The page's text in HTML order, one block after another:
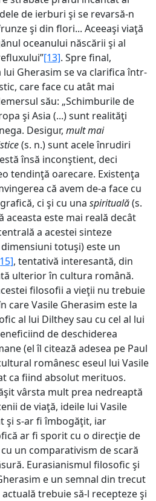
de ierburi şi se revarsă-n
şi din flori... Aceeaşi viaţă
oceanului născării şi al
[13]. Spre final,
Gherasim se va clarifica într-
care face cu atât mai
său: „Schimburile de
şi Asia (...) sunt realităţi
Desigur, mult mai
(s. n.) sunt acele înrudiri
însă inconştient, deci
tendinţă oarecare. Existenţa
că avem de-a face cu
ci şi cu una spirituală(s.
aceasta este mai reală decât
a acestei sinteze
totuşi) este un
, tentativă interesantă, din
ulterior în cultura română.
filosofii a vieţii nu trebuie
care Vasile Gherasim este la
al lui Dilthey sau cu cel al lui
de deschiderea
(el îl citează adesea pe Paul
românesc eseul lui Vasile
ca fiind absolut merituos.
vârsta mult prea nedreaptă
de viaţă, ideile lui Vasile
şi s-ar fi îmbogăţit, iar
ar fi sporit cu o direcţie de
un comparativism de scară
Eurasianismul filosofic şi
e un semnal din trecut
trebuie să-l recepteze şi